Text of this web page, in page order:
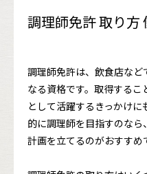
調理師免許 取り方
調理師免許は、飲食店な
なる資格です。取得する
として活躍するきっかけ
的に調理師を目指すのな
計画を立てるのがおすすめ